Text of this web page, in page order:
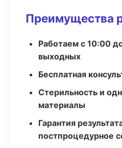
Преимущества
Работаем с 10:00
выходных
Бесплатная
Стерильность и
материалы
Гарантия
постпроцедурное